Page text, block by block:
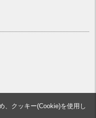
、クッキー(Cookie)を使用し